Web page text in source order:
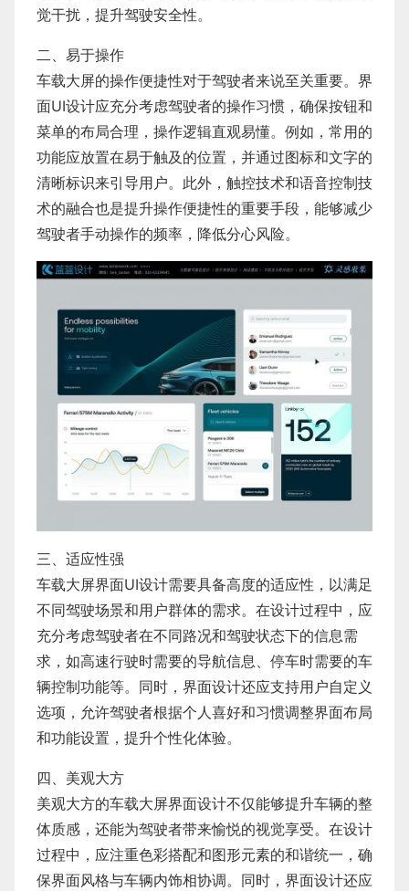
觉干扰，提升驾驶安全性。
二、易于操作
车载大屏的操作便捷性对于驾驶者来说至关重要。界
面UI设计应充分考虑驾驶者的操作习惯，确保按钮和
菜单的布局合理，操作逻辑直观易懂。例如，常用的
功能应放置在易于触及的位置，并通过图标和文字的
清晰标识来引导用户。此外，触控技术和语音控制技
术的融合也是提升操作便捷性的重要手段，能够减少
驾驶者手动操作的频率，降低分心风险。
三、适应性强
车载大屏界面UI设计需要具备高度的适应性，以满足
不同驾驶场景和用户群体的需求。在设计过程中，应
充分考虑驾驶者在不同路况和驾驶状态下的信息需
求，如高速行驶时需要的导航信息、停车时需要的车
辆控制功能等。同时，界面设计还应支持用户自定义
选项，允许驾驶者根据个人喜好和习惯调整界面布局
和功能设置，提升个性化体验。
四、美观大方
美观大方的车载大屏界面设计不仅能够提升车辆的整
体质感，还能为驾驶者带来愉悦的视觉享受。在设计
过程中，应注重色彩搭配和图形元素的和谐统一，确
保界面风格与车辆内饰相协调。同时，界面设计还应